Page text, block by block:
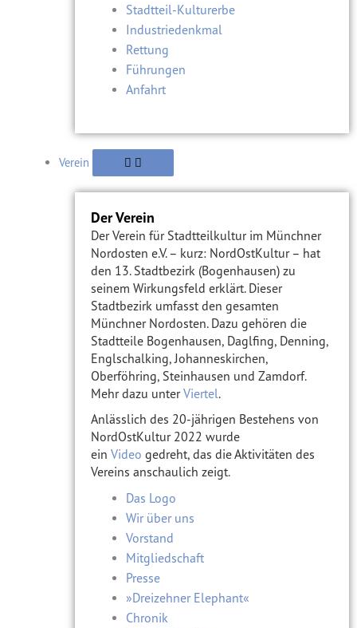
Stadtteil-Kulturerbe
Industriedenkmal
Rettung
Führungen
Anfahrt
Verein
Der Verein
Der Verein für Stadtteilkultur im Münchner
Nordosten e.V. – kurz: NordOstKultur – hat
den 13. Stadtbezirk (Bogenhausen) zu
seinem Wirkungsfeld erklärt. Dieser
Stadtbezirk umfasst den gesamten
Münchner Nordosten. Dazu gehören die
Stadtteile Bogenhausen, Daglfing, Denning,
Englschalking, Johanneskirchen,
Oberföhring, Steinhausen und Zamdorf.
Mehr dazu unterViertel.
Anlässlich des 20-jährigen Bestehens von
NordOstKultur 2022 wurde
ein Video gedreht, das die Aktivitäten des
Vereins anschaulich zeigt.
Das Logo
Wir über uns
Vorstand
Mitgliedschaft
Presse
»Dreizehner Elephant«
Chronik